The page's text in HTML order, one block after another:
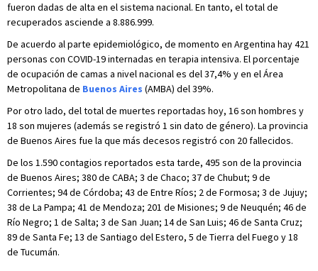
fueron dadas de alta en el sistema nacional. En tanto, el total de
recuperados asciende a 8.886.999.
De acuerdo al parte epidemiológico, de momento en Argentina hay 421
personas con COVID-19 internadas en terapia intensiva. El porcentaje
de ocupación de camas a nivel nacional es del 37,4% y en el Área
Metropolitana de Buenos Aires (AMBA) del 39%.
Por otro lado, del total de muertes reportadas hoy, 16 son hombres y
18 son mujeres (además se registró 1 sin dato de género). La provincia
de Buenos Aires fue la que más decesos registró con 20 fallecidos.
De los 1.590 contagios reportados esta tarde, 495 son de la provincia
de Buenos Aires; 380 de CABA; 3 de Chaco; 37 de Chubut; 9 de
Corrientes; 94 de Córdoba; 43 de Entre Ríos; 2 de Formosa; 3 de Jujuy;
38 de La Pampa; 41 de Mendoza; 201 de Misiones; 9 de Neuquén; 46 de
Río Negro; 1 de Salta; 3 de San Juan; 14 de San Luis; 46 de Santa Cruz;
89 de Santa Fe; 13 de Santiago del Estero, 5 de Tierra del Fuego y 18
de Tucumán.